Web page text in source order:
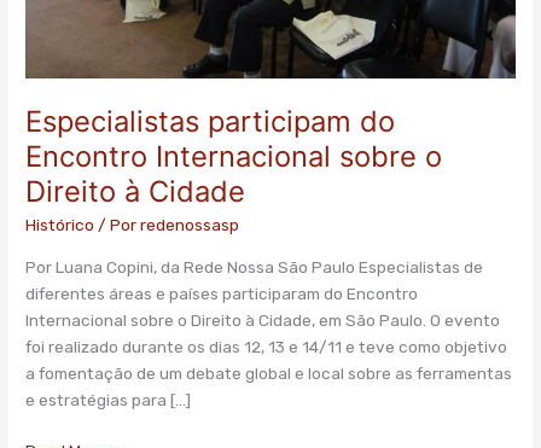
Especialistas participam do
Encontro Internacional sobre o
Direito à Cidade
Histórico / Porredenossasp
Por Luana Copini, da Rede Nossa São Paulo Especialistas de
diferentes áreas e países participaram do Encontro
Internacional sobre o Direito à Cidade, em São Paulo. O evento
foi realizado durante os dias 12, 13 e 14/11 e teve como objetivo
a fomentação de um debate global e local sobre as ferramentas
e estratégias para […]